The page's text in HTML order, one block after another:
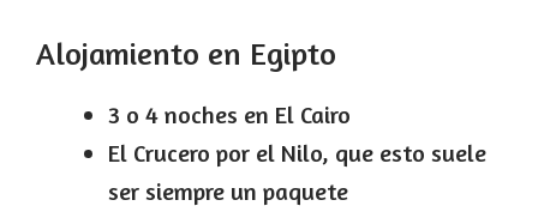
Alojamiento en Egipto
3 o 4 noches en El Cairo
El Crucero por el Nilo, que esto suele
ser siempre un paquete